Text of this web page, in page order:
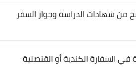
من شهادات الدراسة وجواز السفر
السفارة الكندية أو القنصلية